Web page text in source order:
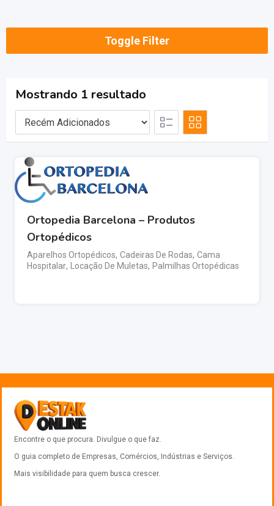
Toggle Filter
Mostrando 1 resultado
Ortopedia Barcelona – Produtos
Ortopédicos
Aparelhos Ortopédicos, Cadeiras De Rodas, Cama
Hospitalar, Locação De Muletas, Palmilhas Ortopédicas
Encontre o que procura. Divulgue o que faz.
O guia completo de Empresas, Comércios, Indústrias e Serviços.
Mais visibilidade para quem busca crescer.